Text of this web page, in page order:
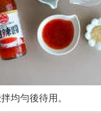
均勻後待用。